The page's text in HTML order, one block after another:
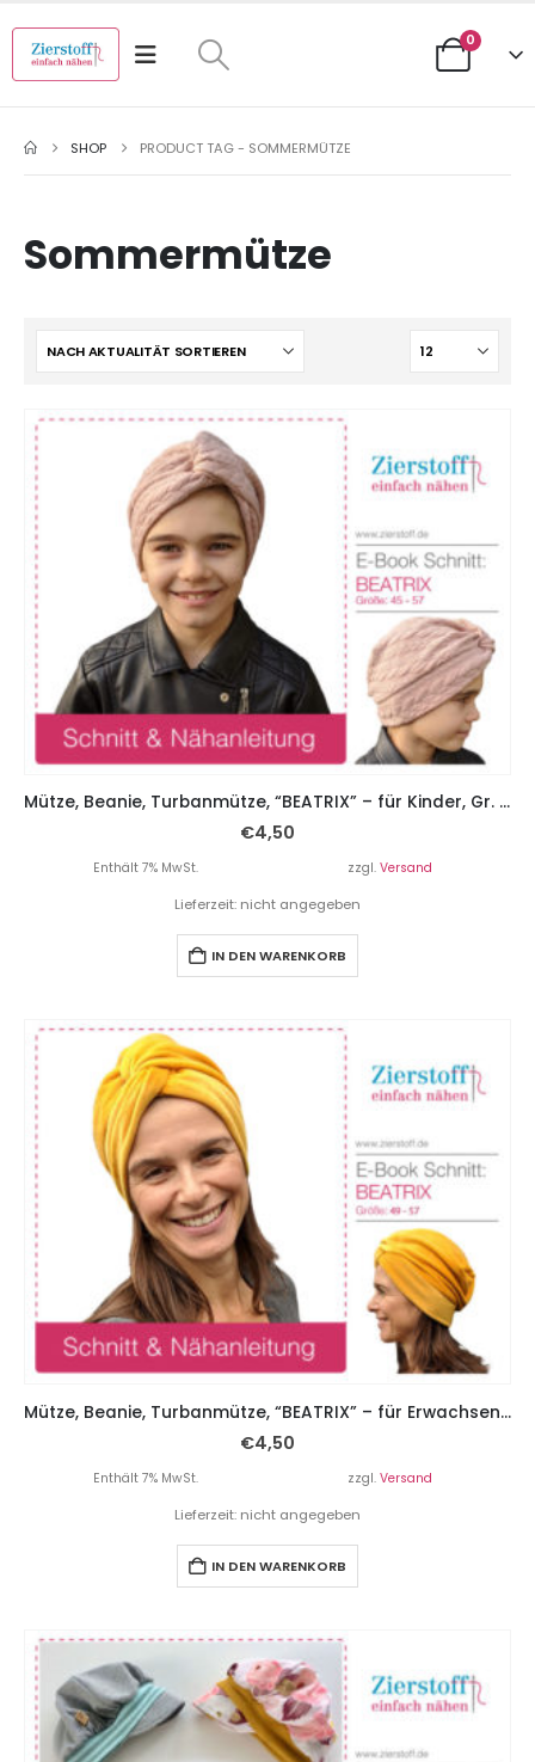
0
SHOP PRODUCT TAG - SOMMERMÜTZE
Sommermütze
Mütze, Beanie, Turbanmütze, “BEATRIX” – für Kinder, Gr. 45 – 57
€4,50
Enthält 7% MwSt. zzgl. Versand
Lieferzeit: nicht angegeben
IN DEN WARENKORB
Mütze, Beanie, Turbanmütze, “BEATRIX” – für Erwachsene. Gr. 53 – 65
€4,50
Enthält 7% MwSt. zzgl. Versand
Lieferzeit: nicht angegeben
IN DEN WARENKORB